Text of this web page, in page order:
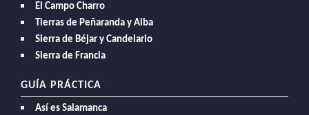
El Campo Charro
Tierras de Peñaranda y Alba
Sierra de Béjar y Candelario
Sierra de Francia
GUÍA PRÁCTICA
Así es Salamanca